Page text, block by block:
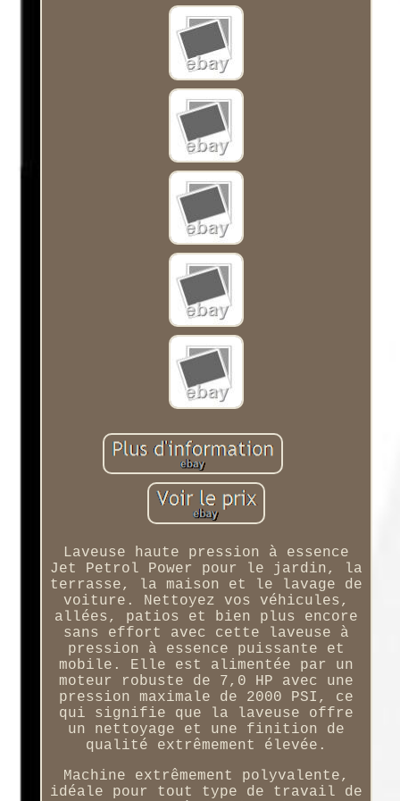
Laveuse haute pression à essence
Jet Petrol Power pour le jardin, la
terrasse, la maison et le lavage de
voiture. Nettoyez vos véhicules,
allées, patios et bien plus encore
sans effort avec cette laveuse à
pression à essence puissante et
mobile. Elle est alimentée par un
moteur robuste de 7,0 HP avec une
pression maximale de 2000 PSI, ce
qui signifie que la laveuse offre
un nettoyage et une finition de
qualité extrêmement élevée.
Machine extrêmement polyvalente,
idéale pour tout type de travail de